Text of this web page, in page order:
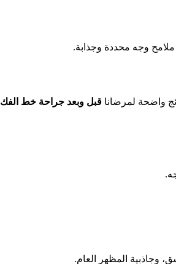
وجه محددة وجذابة.
واضحة لمرضانا قبل وبعد جراحة خط الفك
وجاذبية المظهر العام.